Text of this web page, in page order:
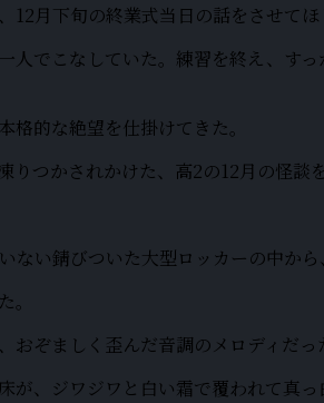
月下旬の終業式当日の話をさせてほ
人でこなしていた。練習を終え、す
的な絶望を仕掛けてきた。
つかされかけた、高2の12月の怪談
い錆びついた大型ロッカーの中から
ぞましく歪んだ音調のメロディだっ
、ジワジワと白い霜で覆われて真っ